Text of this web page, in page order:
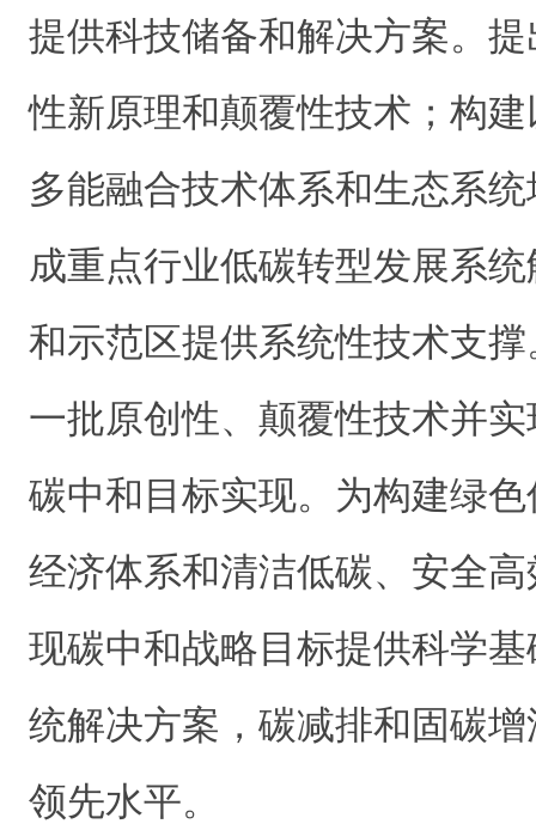
提供科技储备和解决方案。
性新原理和颠覆性技术；构
多能融合技术体系和生态系
成重点行业低碳转型发展系
和示范区提供系统性技术支
一批原创性、颠覆性技术并
碳中和目标实现。为构建绿
经济体系和清洁低碳、安全
现碳中和战略目标提供科学
统解决方案，碳减排和固碳
领先水平。